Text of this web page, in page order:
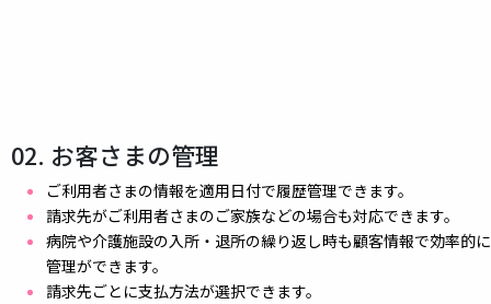
02. お客さまの管理
ご利用者さまの情報を適用日付で履歴管理できます。
請求先がご利用者さまのご家族などの場合も対応できます。
病院や介護施設の入所・退所の繰り返し時も顧客情報で効率的に
管理ができます。
請求先ごとに支払方法が選択できます。